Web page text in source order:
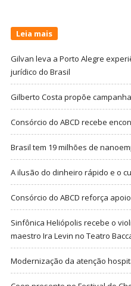
Leia mais
Gilvan leva a Porto Alegre
jurídico do Brasil
Gilberto Costa propõe
Consórcio do ABCD recebe
Brasil tem 19 milhões de
A ilusão do dinheiro rápido e o
Consórcio do ABCD reforça
Sinfônica Heliópolis recebe o
maestro Ira Levin no Teatro
Modernização da atenção